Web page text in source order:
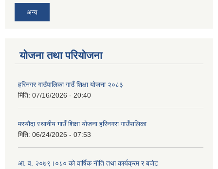
अन्य
योजना तथा परियोजना
हरिनगर गाउँपालिका गाउँ शिक्षा योजना २०८३
मिति: 07/16/2026 - 20:40
मस्यौदा स्थानीय गाउँ शिक्षा योजना हरिनगरा गाउँपालिका
मिति: 06/24/2026 - 07:53
आ. व. २०७९।०८० को वार्षिक नीति तथा कार्यक्रम र बजेट